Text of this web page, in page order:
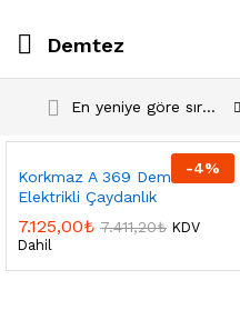
Demtez
En yeniye göre sırala
-4%
Korkmaz A 369 Demtez
Elektrikli Çaydanlık
7.125,00₺ 7.411,20₺ KDV
Dahil